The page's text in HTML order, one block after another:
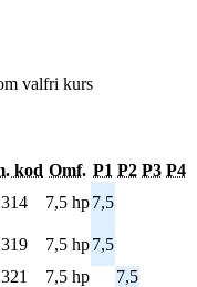
valfri kurs
kod Omf. P1 P2 P3 P4
7,5 hp7,5
7,5 hp7,5
7,5 hp
7,5